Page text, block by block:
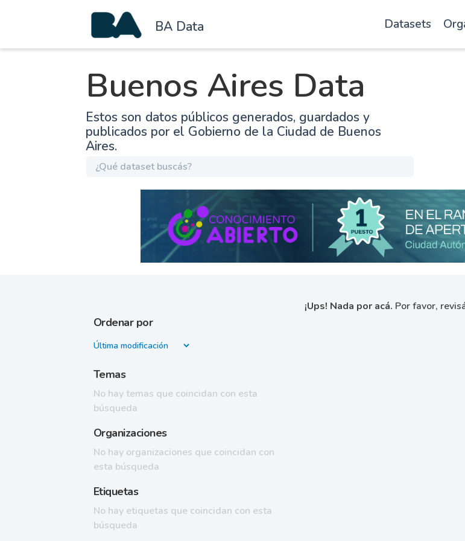
BA Data Datasets
Buenos Aires Data
Estos son datos públicos generados, guardados y
publicados por el Gobierno de la Ciudad de Buenos
Aires.
Ordenar por
Temas
No hay temas que coincidan con esta
búsqueda
Organizaciones
No hay organizaciones que coincidan con
esta búsqueda
Etiquetas
No hay etiquetas que coincidan con esta
búsqueda
¡Ups! Nada por acá. Por favor,